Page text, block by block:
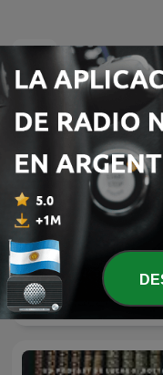
Más
La Venganza Será
(oficial)